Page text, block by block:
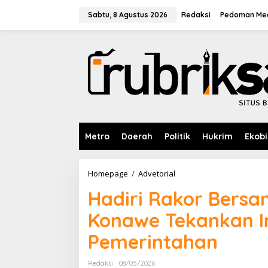
Sabtu, 8 Agustus 2026 Redaksi Pedoman
Metro Daerah Politik Hukrim
Homepage / Advetorial
d
i
r
i
R
a
Hadiri Rakor
Konawe Tekankan
Pemerintahan
Redaksi
08/05/2026